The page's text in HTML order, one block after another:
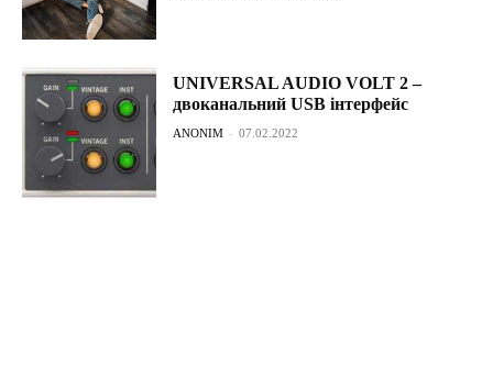
UNIVERSAL AUDIO VOLT 2 –
двоканальний USB інтерфейс
ANONIM - 07.02.2022